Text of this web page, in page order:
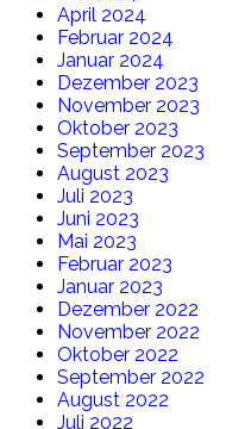
April 2024
Februar 2024
Januar 2024
Dezember 2023
November 2023
Oktober 2023
September 2023
August 2023
Juli 2023
Juni 2023
Mai 2023
Februar 2023
Januar 2023
Dezember 2022
November 2022
Oktober 2022
September 2022
August 2022
Juli 2022